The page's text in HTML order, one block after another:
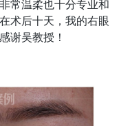
常温柔也十分专业和
术后十天，我的右眼
谢吴教授！